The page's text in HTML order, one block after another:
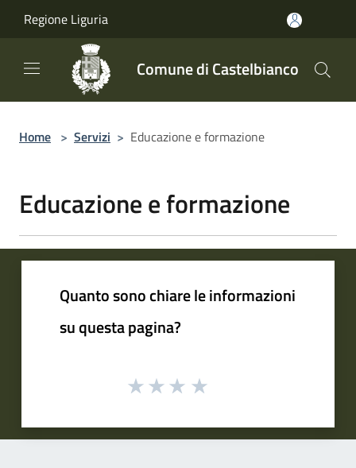
Regione Liguria
Comune di Castelbianco
Home > Servizi > Educazione e formazione
Educazione e formazione
Quanto sono chiare le informazioni
su questa pagina?